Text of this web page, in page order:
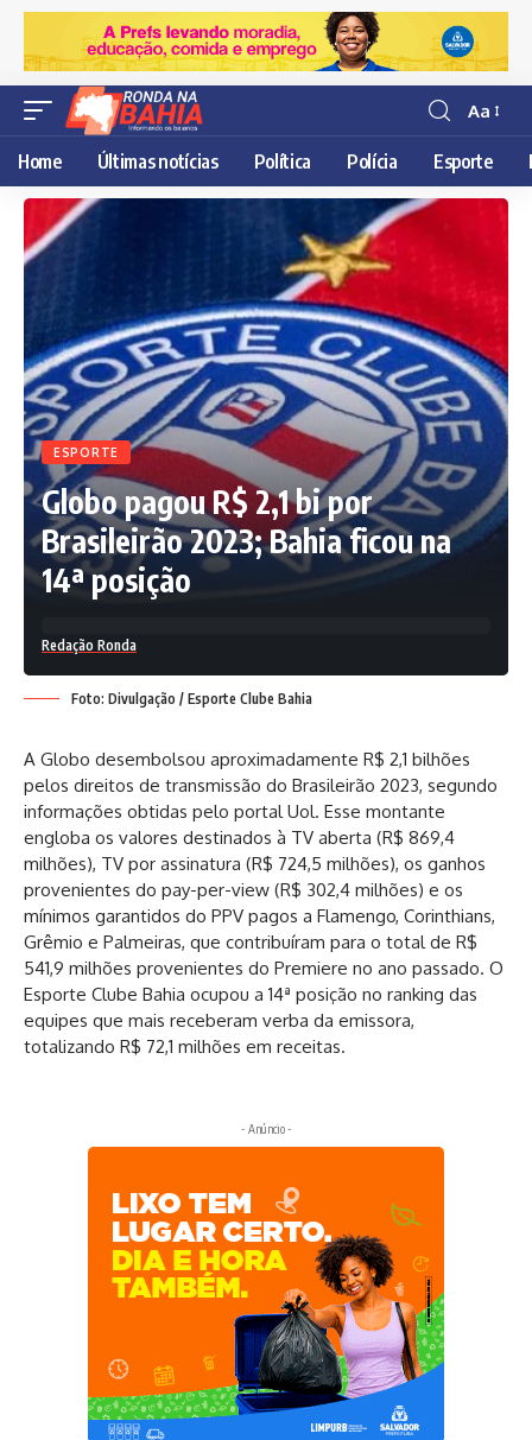
Resisor
de
fonte
Aa
Home Últimas notícias Política Polícia Esporte
ESPORTE
Globo pagou R$ 2,1 bi por
Brasileirão 2023; Bahia ficou na
14ª posição
Redação Ronda
Foto: Divulgação / Esporte Clube Bahia
A Globo desembolsou aproximadamente R$ 2,1 bilhões
pelos direitos de transmissão do Brasileirão 2023, segundo
informações obtidas pelo portal Uol. Esse montante
engloba os valores destinados à TV aberta (R$ 869,4
milhões), TV por assinatura (R$ 724,5 milhões), os ganhos
provenientes do pay-per-view (R$ 302,4 milhões) e os
mínimos garantidos do PPV pagos a Flamengo, Corinthians,
Grêmio e Palmeiras, que contribuíram para o total de R$
541,9 milhões provenientes do Premiere no ano passado. O
Esporte Clube Bahia ocupou a 14ª posição no ranking das
equipes que mais receberam verba da emissora,
totalizando R$ 72,1 milhões em receitas.
- Anúncio -